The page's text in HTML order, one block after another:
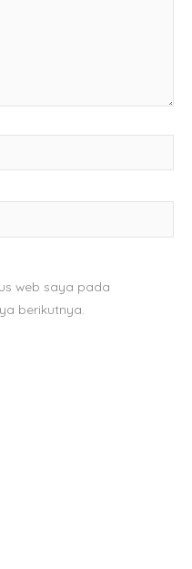
web saya pada
berikutnya.